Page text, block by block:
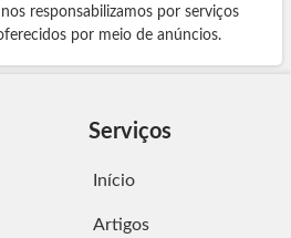
responsabilizamos por serviços
por meio de anúncios.
Serviços
Início
Artigos